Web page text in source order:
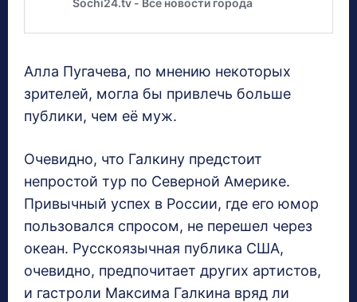
Алла Пугачева, по мнению некоторых
зрителей, могла бы привлечь больше
публики, чем её муж.
Очевидно, что Галкину предстоит
непростой тур по Северной Америке.
Привычный успех в России, где его юмор
пользовался спросом, не перешел через
океан. Русскоязычная публика США,
очевидно, предпочитает других артистов,
и гастроли Максима Галкина вряд ли